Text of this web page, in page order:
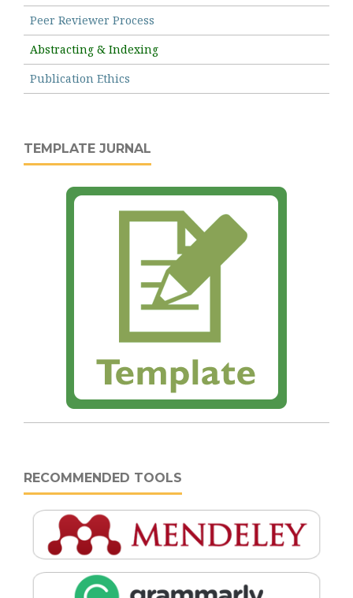
Peer Reviewer Process
Abstracting & Indexing
Publication Ethics
TEMPLATE JURNAL
RECOMMENDED TOOLS